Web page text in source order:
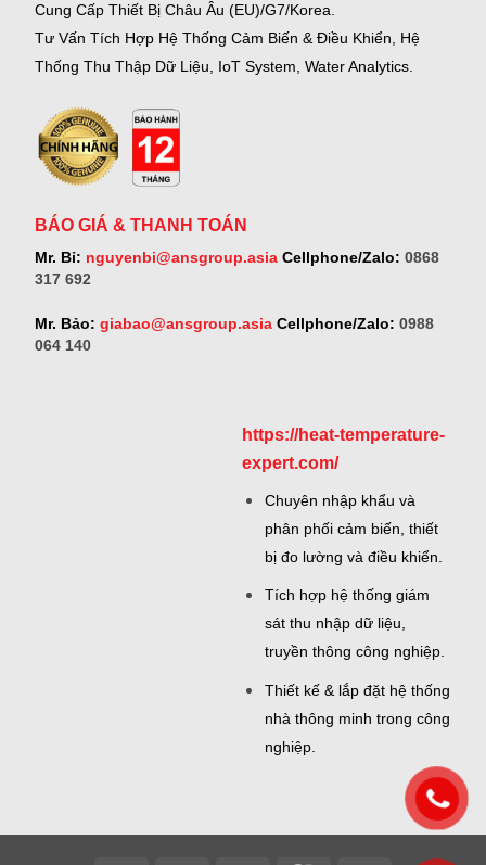
Cung Cấp Thiết Bị Châu Âu (EU)/G7/Korea.
Tư Vấn Tích Hợp Hệ Thống Cảm Biến & Điều Khiển, Hệ
Thống Thu Thập Dữ Liệu, IoT System, Water Analytics.
BÁO GIÁ & THANH TOÁN
Mr. Bỉ: nguyenbi@ansgroup.asiaCellphone/Zalo: 0868
317 692
Mr. Bảo: giabao@ansgroup.asiaCellphone/Zalo: 0988
064 140
https://heat-temperature-
expert.com/
Chuyên nhập khẩu và
phân phối cảm biến, thiết
bị đo lường và điều khiển.
Tích hợp hệ thống giám
sát thu nhập dữ liệu,
truyền thông công nghiệp.
Thiết kế & lắp đặt hệ thống
nhà thông minh trong công
nghiệp.